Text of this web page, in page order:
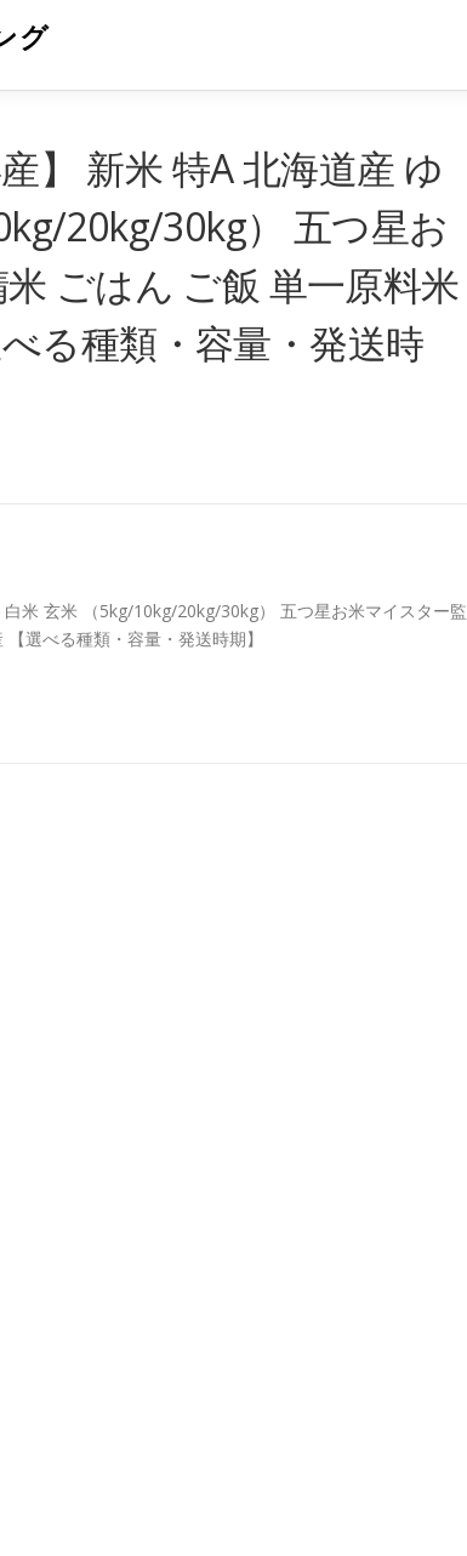
グ
】 新米 特A 北海道産 ゆ
20kg/30kg） 五つ星お
ごはん ご飯 単一原料米
る種類・容量・発送時
米 玄米 （5kg/10kg/20kg/30kg） 五つ星お米マイスター監
選べる種類・容量・発送時期】